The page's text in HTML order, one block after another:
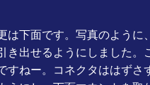
は下面です。写真のように
き出せるようにしました。
すねー。コネクタははずさ